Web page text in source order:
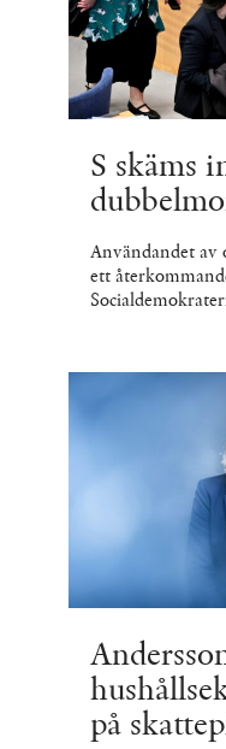
S skäms
Användandet av
ett
på